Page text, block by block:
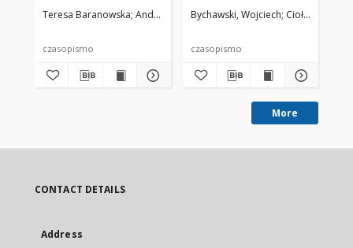
Teresa Baranowska Andrzej Zgliński
czasopismo
satelitarnej
Bychawski, Wojciech Ciołkosz,
czasopismo
More
CONTACT DETAILS
Address